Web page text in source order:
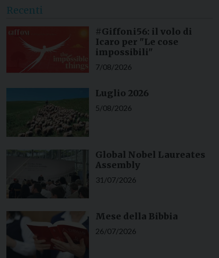
Recenti
#Giffoni56: il volo di
Icaro per "Le cose
impossibili"
7/08/2026
Luglio 2026
5/08/2026
Global Nobel Laureates
Assembly
31/07/2026
Mese della Bibbia
26/07/2026